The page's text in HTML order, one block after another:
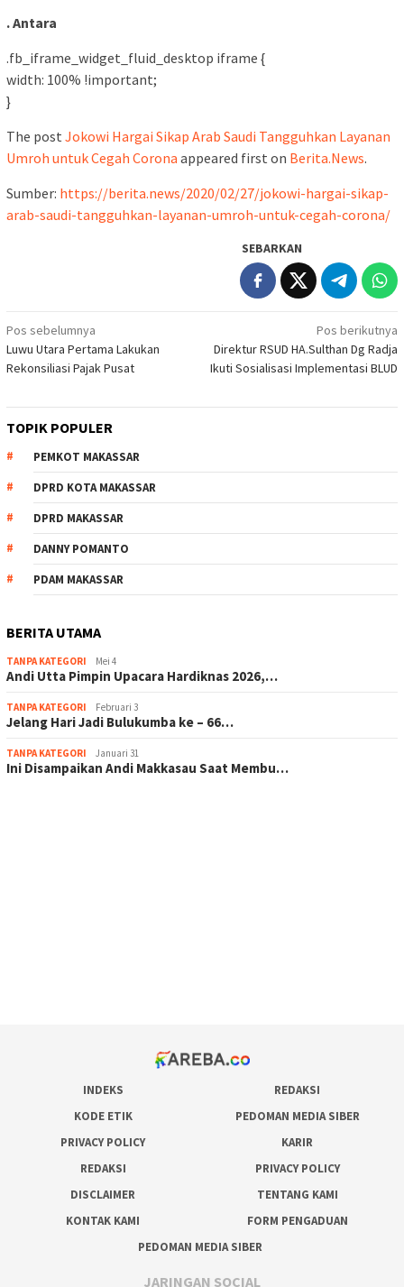
. Antara
.fb_iframe_widget_fluid_desktop iframe {
width: 100% !important;
}
The post Jokowi Hargai Sikap Arab Saudi Tangguhkan Layanan
Umroh untuk Cegah Corona appeared first on Berita.News.
Sumber: https://berita.news/2020/02/27/jokowi-hargai-sikap-
arab-saudi-tangguhkan-layanan-umroh-untuk-cegah-corona/
SEBARKAN
Navigasi
pos
Pos sebelumnya
Luwu Utara Pertama Lakukan
Rekonsiliasi Pajak Pusat
Pos berikutnya
Direktur RSUD HA.Sulthan Dg Radja
Ikuti Sosialisasi Implementasi BLUD
TOPIK POPULER
PEMKOT MAKASSAR
DPRD KOTA MAKASSAR
DPRD MAKASSAR
DANNY POMANTO
PDAM MAKASSAR
BERITA UTAMA
TANPA KATEGORI Mei 4
Andi Utta Pimpin Upacara Hardiknas 2026,…
TANPA KATEGORI Februari 3
Jelang Hari Jadi Bulukumba ke – 66…
TANPA KATEGORI Januari 31
Ini Disampaikan Andi Makkasau Saat Membu…
INDEKS
REDAKSI
KODE ETIK
PEDOMAN MEDIA SIBER
PRIVACY POLICY
KARIR
REDAKSI
PRIVACY POLICY
DISCLAIMER
TENTANG KAMI
KONTAK KAMI
FORM PENGADUAN
PEDOMAN MEDIA SIBER
JARINGAN SOCIAL